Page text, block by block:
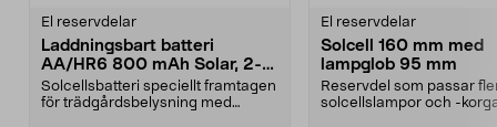
El reservdelar
Laddningsbart batteri
AA/HR6 800 mAh Solar, 2-
pack
Solcellsbatteri speciellt framtagen
för trädgårdsbelysning med
El reservdelar
Solcell 160 mm med
lampglob 95 mm
Reservdel som passar
solcellslampor och -